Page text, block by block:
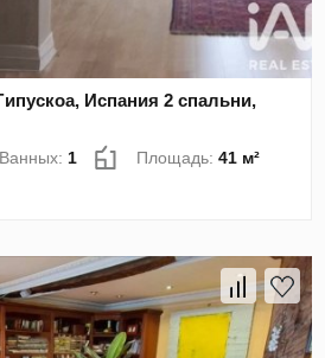
Испания 2 спальни,
Ванных: 1 Площадь:41 м²